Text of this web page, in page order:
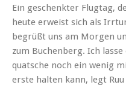
Ein geschenkter Flugtag,
heute erweist sich als
begrüßt uns am Morgen
zum Buchenberg. Ich
quatsche noch ein wenig
erste halten kann, legt